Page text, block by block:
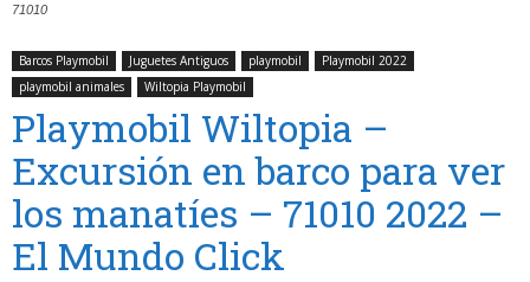
71010
Barcos Playmobil Juguetes Antiguos playmobil
Playmobil 2022
playmobil animales
Wiltopia Playmobil
Playmobil Wiltopia –
Excursión en barco para ver
los manatíes – 71010 2022 –
El Mundo Click